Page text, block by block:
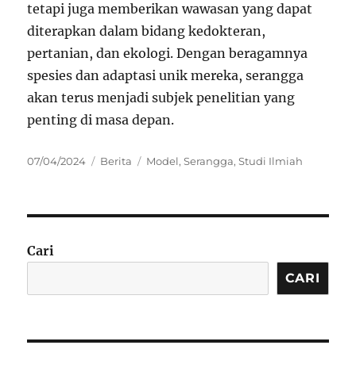
tetapi juga memberikan wawasan yang dapat
diterapkan dalam bidang kedokteran,
pertanian, dan ekologi. Dengan beragamnya
spesies dan adaptasi unik mereka, serangga
akan terus menjadi subjek penelitian yang
penting di masa depan.
Posted
07/04/2024 Categories
Berita Tags
Model,Serangga,Studi Ilmiah
Cari
CARI